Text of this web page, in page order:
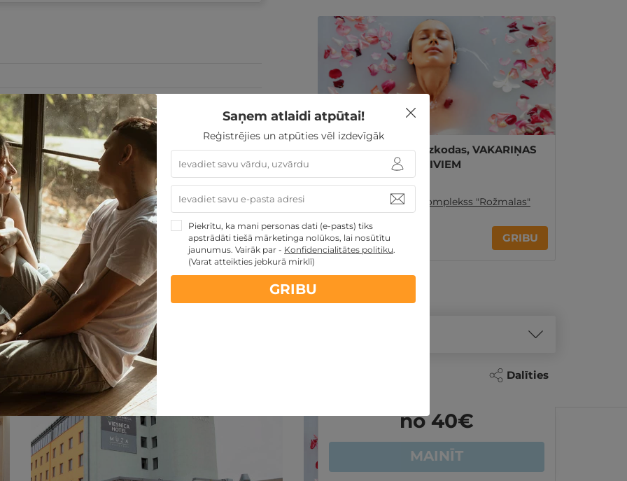
Noteikumi Dalīties
no 40€
MAINĪT
"Daudz laimes!" - uzkodas, VAKARIŅAS
un PIENA VANNA DIVIEM
Atpūtas komplekss "Rožmalas"
155€
par nakti
GRIBU
piedāvājumi:
TOP piedāvājumus
REZERVĀCIJAinternetā
Saņem atlaidi atpūtai!
Reģistrējies un atpūties vēl izdevīgāk
Piekrītu, ka mani personas dati (e-pasts) tiks
apstrādāti tiešā mārketinga nolūkos, lai nosūtītu
jaunumus. Vairāk par - Konfidencialitātes politiku.
(Varat atteikties jebkurā mirklī)
GRIBU